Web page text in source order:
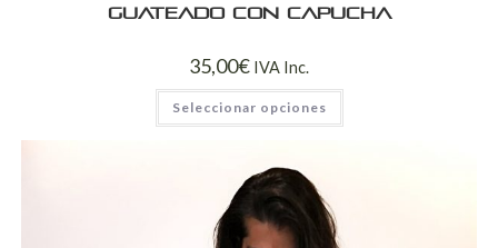
Guateado con capucha
35,00€ IVA Inc.
Seleccionar opciones